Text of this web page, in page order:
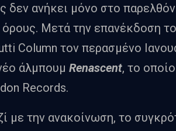
δεν ανήκει μόνο στο
όρους. Μετά την επανέκδοση
Column τον περασμένο
άλμπουμ Renascent, το
Records.
με την ανακοίνωση, το